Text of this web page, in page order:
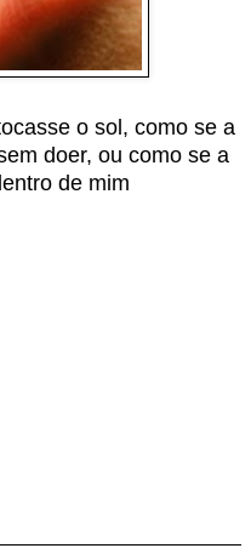
o sol, como se a
doer, ou como se a
de mim